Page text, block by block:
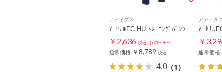
アディダス
ｱｰｾﾅﾙFC HU ﾄﾚｰﾆﾝｸﾞﾊﾟﾝﾂ
￥2,636 税込 (70%OFF)
通常価格￥8,789 税込
4.0 （1）
アディダ
ｱｰｾﾅﾙ
￥
通常価格